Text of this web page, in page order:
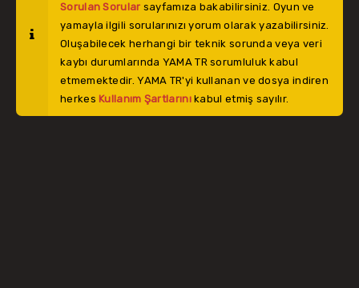
Sorulan Sorular sayfamıza bakabilirsiniz. Oyun ve
yamayla ilgili sorularınızı yorum olarak yazabilirsiniz.
Oluşabilecek herhangi bir teknik sorunda veya veri
kaybı durumlarında YAMA TR sorumluluk kabul
etmemektedir. YAMA TR'yi kullanan ve dosya indiren
herkes Kullanım Şartlarınıkabul etmiş sayılır.